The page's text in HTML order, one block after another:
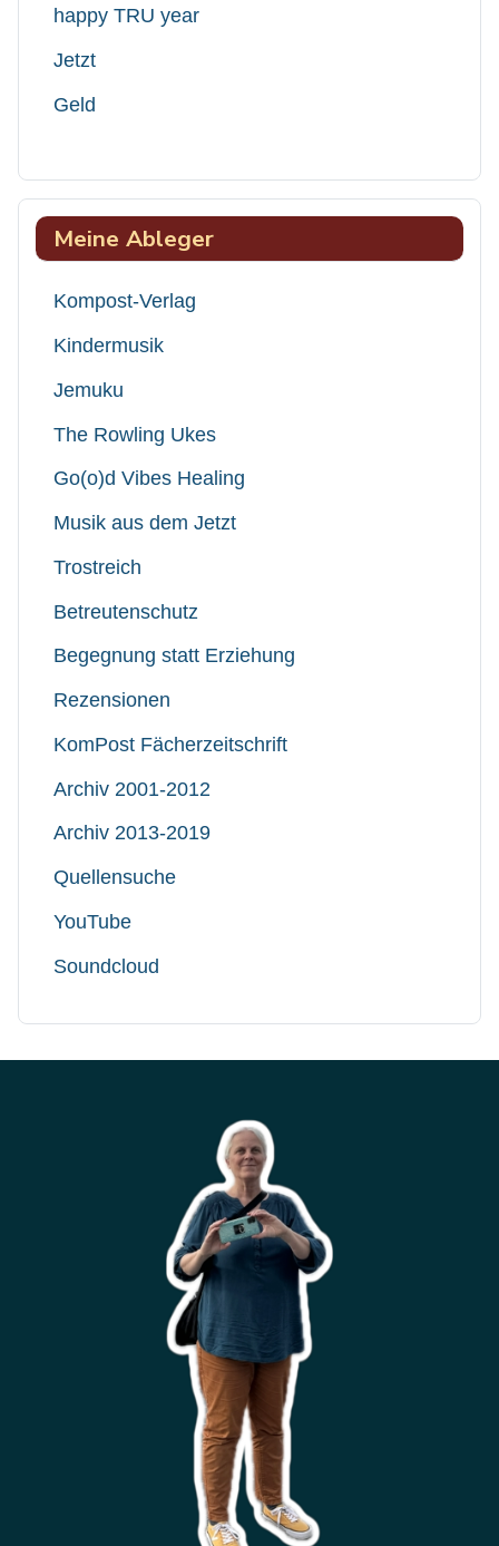
happy TRU year
Jetzt
Geld
Meine Ableger
Kompost-Verlag
Kindermusik
Jemuku
The Rowling Ukes
Go(o)d Vibes Healing
Musik aus dem Jetzt
Trostreich
Betreutenschutz
Begegnung statt Erziehung
Rezensionen
KomPost Fächerzeitschrift
Archiv 2001-2012
Archiv 2013-2019
Quellensuche
YouTube
Soundcloud